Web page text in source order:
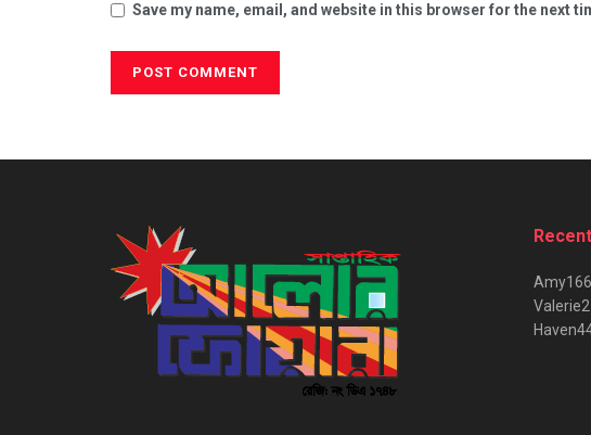
Save my name, email, and website in this browser for the next